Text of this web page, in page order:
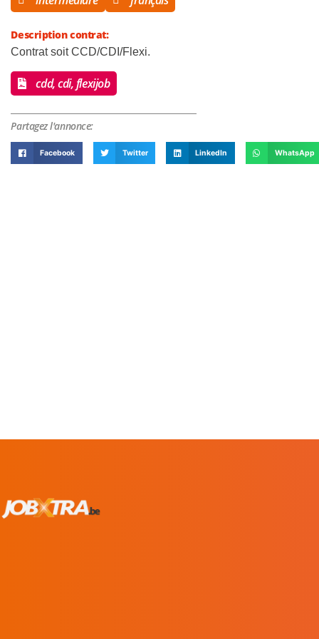
Description contrat:
Contrat soit CCD/CDI/Flexi.
cdd, cdi, flexijob
Partagez l'annonce:
Facebook Twitter LinkedIn WhatsApp